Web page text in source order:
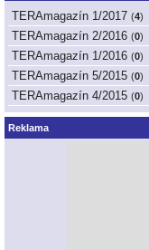
TERAmagazín 1/2017 (4)
TERAmagazín 2/2016 (0)
TERAmagazín 1/2016 (0)
TERAmagazín 5/2015 (0)
TERAmagazín 4/2015 (0)
Reklama